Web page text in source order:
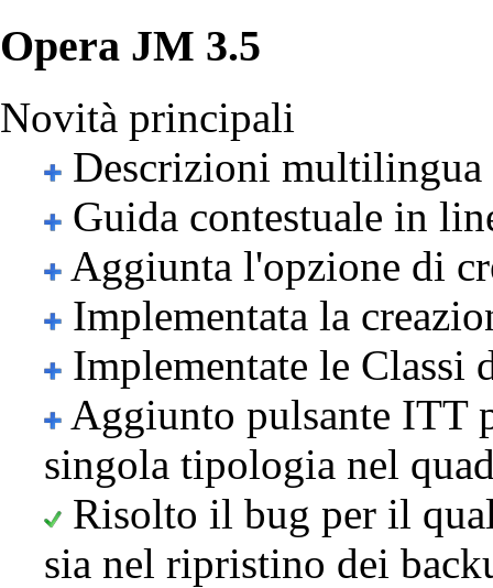
Opera JM 3.5
Novità principali
Descrizioni
Guida contestuale in
Aggiunta l'opzione di
Implementata la
Implementate le Classi
Aggiunto pulsante ITT
singola tipologia nel
Risolto il bug per il
sia nel ripristino dei